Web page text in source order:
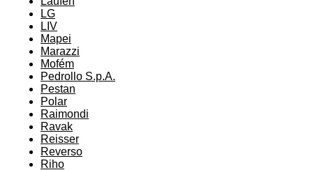
LG
LIV
Mapei
Marazzi
Mofém
Pedrollo S.p.A.
Pestan
Polar
Raimondi
Ravak
Reisser
Reverso
Riho